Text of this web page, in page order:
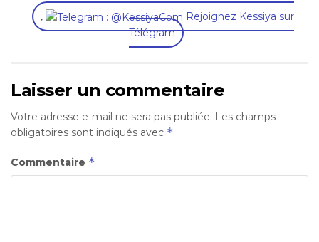
,
Rejoignez Kessiya sur
Télégram
Laisser un commentaire
Votre adresse e-mail ne sera pas publiée. Les champs
obligatoires sont indiqués avec *
Commentaire *